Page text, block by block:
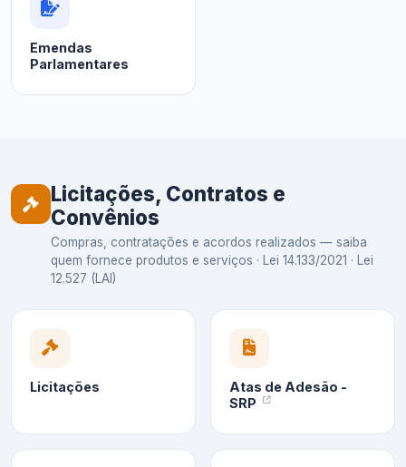
Emendas
Parlamentares
Licitações, Contratos e
Convênios
Compras, contratações e acordos realizados — saiba
quem fornece produtos e serviços · Lei 14.133/2021 · Lei
12.527 (LAI)
Licitações
Atas de Adesão -
SRP